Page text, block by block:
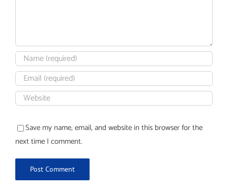
Save my name, email, and website in this browser for the
next time I comment.